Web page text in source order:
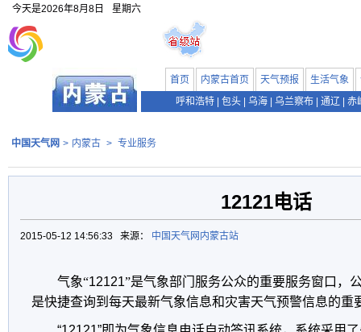
今天是2026年8月8日 星期六
首页 内蒙古首页 天气预报 生活气象
呼和浩特
包头 乌海 乌兰察布 通辽 赤
中国天气网 > 内蒙古 > 专业服务
12121电话
2015-05-12 14:56:33 来源： 中国天气网内蒙古站
气象“12121”是气象部门服务公众的重要服务窗口，
是快捷查询到每天最新气象信息和灾害天气预警信息的重